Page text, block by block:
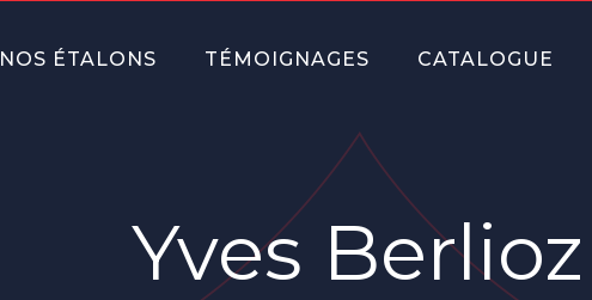
NOS ÉTALONS TÉMOIGNAGES CATALOGUE
Yves Berlioz